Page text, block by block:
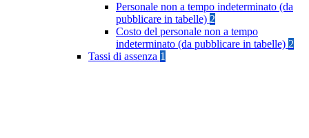
Personale non a tempo indeterminato (da
pubblicare in tabelle) 2
Costo del personale non a tempo
indeterminato (da pubblicare in tabelle) 2
Tassi di assenza 1